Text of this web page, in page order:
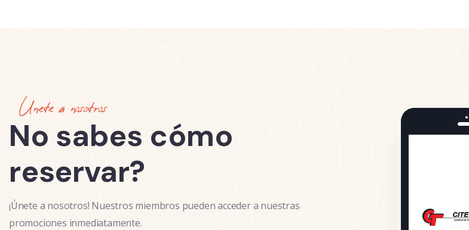
Unete a nosotros
No sabes cómo
reservar?
¡Únete a nosotros! Nuestros miembros pueden acceder a nuestras
promociones inmediatamente.